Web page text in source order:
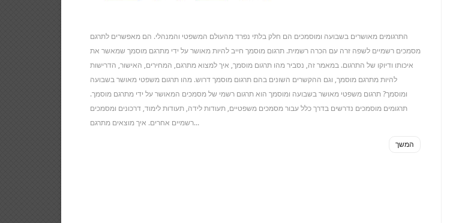
התרגומים מאושרים בשבועה ומוסמכים הם חלק בלתי נפרד מהעולם המשפטי והמנהלי. הם מאפשרים לתרגם
מסמכים רשמיים לשפה זרה עם הכרה רשמית. תרגום מוסמך חייב להיות מאושר על ידי מתרגם מוסמך שמאשר את
איכותו ודיוקו של התרגום. במאמר זה, נסביר מהו תרגום מוסמך, איך למצוא מתרגם, המחירים, האישור, הדרישות
להיות מתרגם מוסמך, וגם ההקשרים השונים בהם תרגום מוסמך דרוש. מהו תרגום משפטי מאושר בשבועה
ומוסמך? תרגום משפטי מאושר בשבועה ומוסמך הוא תרגום רשמי של מסמכים המאושר על ידי מתרגם מוסמך.
תרגומים מוסמכים נדרשים בדרך כלל עבור מסמכים משפטיים, תעודות לידה, תעודות לימוד, דרכונים ומסמכים
רשמיים אחרים. איך מוצאים מתרגם...
המשך